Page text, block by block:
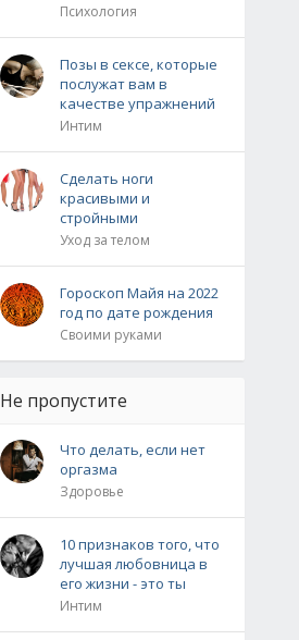
Психология
Позы в сексе, которые
послужат вам в
качестве упражнений
Интим
Сделать ноги
красивыми и
стройными
Уход за телом
Гороскоп Майя на 2022
год по дате рождения
Своими руками
Не пропустите
Что делать, если нет
оргазма
Здоровье
10 признаков того, что
лучшая любовница в
его жизни - это ты
Интим